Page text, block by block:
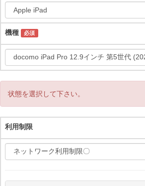
機種 必須
状態を選択して下さい。
利用制限